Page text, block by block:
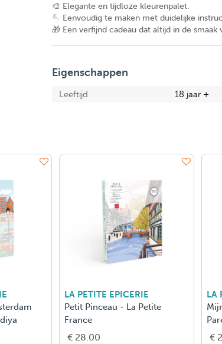
🎨 Elegante en tijdloze kleurenpalet.
🪡 Eenvoudig te maken met duidelijke
🎁 Een verfijnd cadeau dat altijd in de smaak
Eigenschappen
Leeftijd 18 jaar +
LA PETITE EPICERIE
Petit Pinceau - La Petite
France
€ 28.00
LA
€